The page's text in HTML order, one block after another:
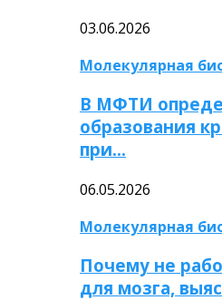
03.06.2026
Молекулярная
В МФТИ
образования
при…
06.05.2026
Молекулярная
Почему не
для мозга,